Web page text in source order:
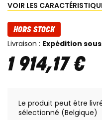
VOIR LES
HORS STOCK
Livraison : Expédition
1 914,17€
Le produit peut être
sélectionné (Belgique)